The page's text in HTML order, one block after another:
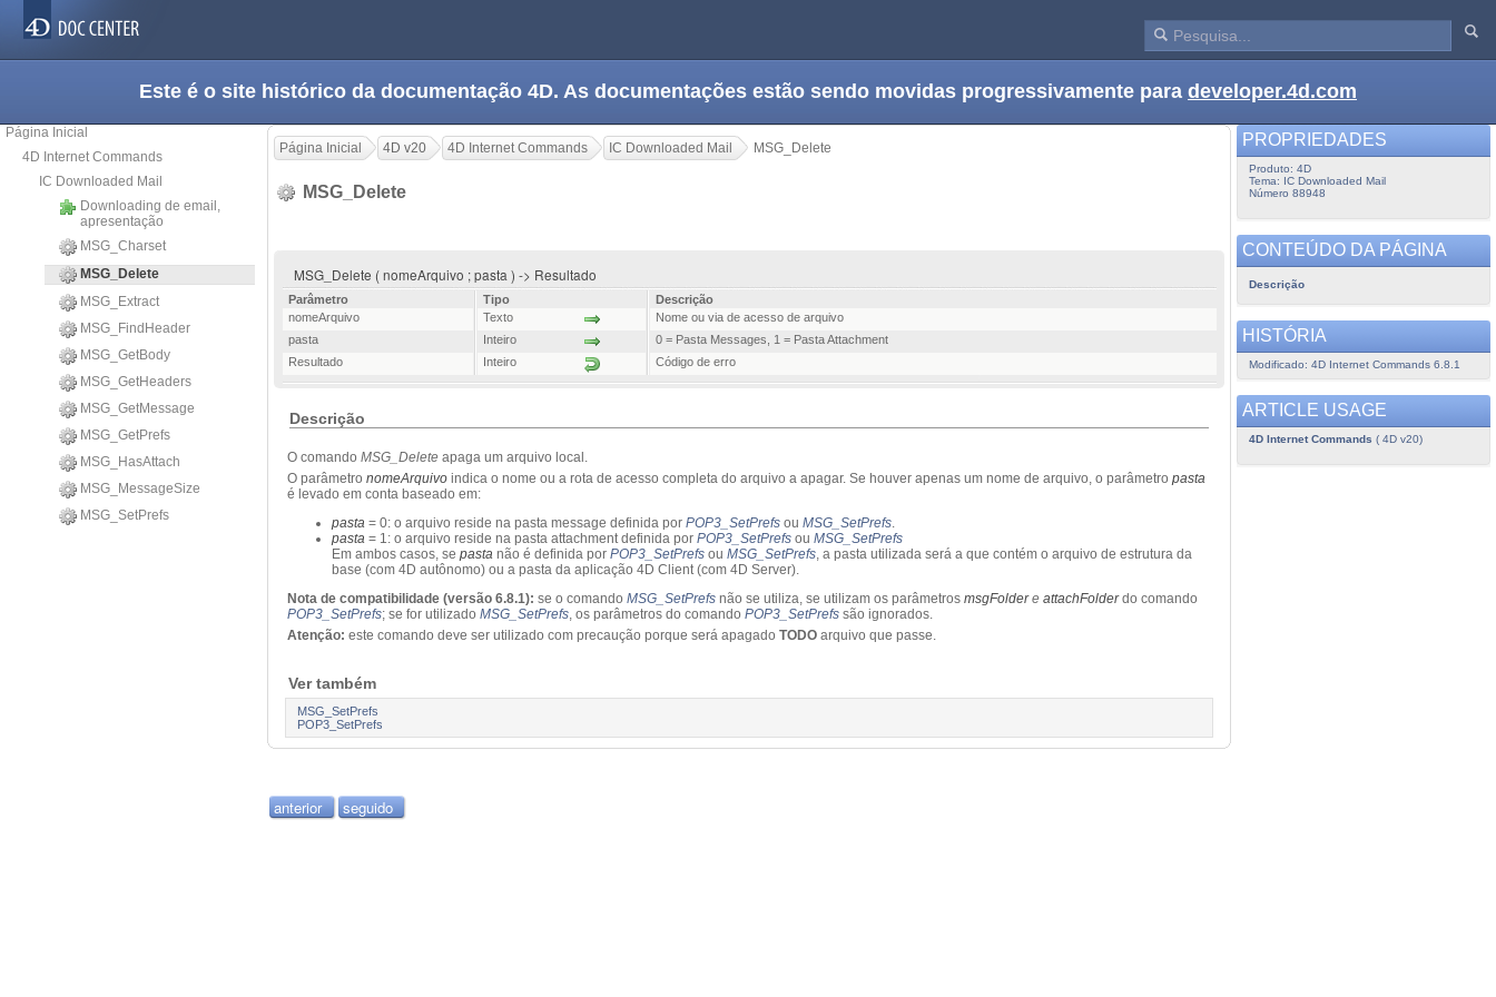
Este é o site histórico da documentação 4D. As documentações estão sendo movidas progressivamente para developer.4d.com
Página Inicial
4D Internet Commands
IC Downloaded Mail
Downloading de email,
apresentação
MSG_Charset
MSG_Delete
MSG_Extract
MSG_FindHeader
MSG_GetBody
MSG_GetHeaders
MSG_GetMessage
MSG_GetPrefs
MSG_HasAttach
MSG_MessageSize
MSG_SetPrefs
Página Inicial 4D v20 4D Internet Commands IC Downloaded Mail MSG_Delete
MSG_Delete
MSG_Delete ( nomeArquivo ; pasta ) -> Resultado
Parâmetro Tipo
Descrição
nomeArquivo
Texto
Nome ou via de acesso de arquivo
pasta
Inteiro
0 = Pasta Messages, 1 = Pasta Attachment
Resultado
Inteiro Código de erro
Descrição
O comando MSG_Delete apaga um arquivo local.
O parâmetro nomeArquivo indica o nome ou a rota de acesso completa do arquivo a apagar. Se houver apenas um nome de arquivo, o parâmetro pasta
é levado em conta baseado em:
pasta = 0: o arquivo reside na pasta message definida por POP3_SetPrefs ou MSG_SetPrefs.
pasta = 1: o arquivo reside na pasta attachment definida por POP3_SetPrefs ou MSG_SetPrefs
Em ambos casos, se pasta não é definida por POP3_SetPrefs ou MSG_SetPrefs, a pasta utilizada será a que contém o arquivo de estrutura da
base (com 4D autônomo) ou a pasta da aplicação 4D Client (com 4D Server).
Nota de compatibilidade (versão 6.8.1): se o comando MSG_SetPrefs não se utiliza, se utilizam os parâmetros msgFolder e attachFolderdo comando
POP3_SetPrefs; se for utilizado MSG_SetPrefs, os parâmetros do comando POP3_SetPrefs são ignorados.
Atenção: este comando deve ser utilizado com precaução porque será apagado TODO arquivo que passe.
Ver também
MSG_SetPrefs
POP3_SetPrefs
anterior seguido
PROPRIEDADES
Produto: 4D
Tema: IC Downloaded Mail
Número 88948
CONTEÚDO DA PÁGINA
Descrição
HISTÓRIA
Modificado: 4D Internet Commands 6.8.1
ARTICLE USAGE
4D Internet Commands ( 4D v20)